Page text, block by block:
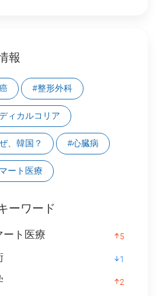
報
#整形外科
ィカルコリア
、韓国？ #心臓病
ート医療
ーワード
ート医療 5
1
2